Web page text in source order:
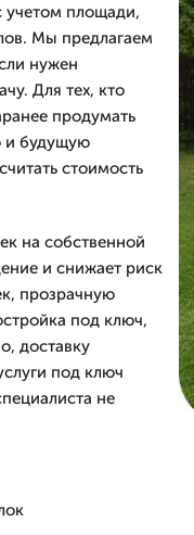
учетом площади,
Мы предлагаем
нужен
Для тех, кто
продумать
и будущую
стоимость
на собственной
и снижает риск
прозрачную
под ключ,
доставку
под ключ
не